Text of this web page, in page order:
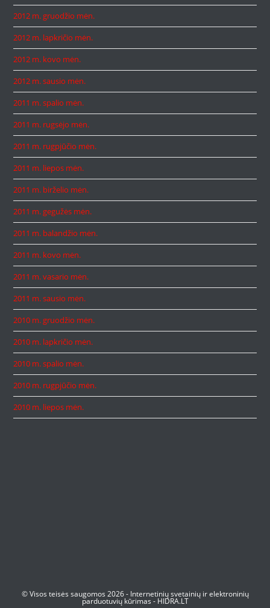
2012 m. gruodžio mėn.
2012 m. lapkričio mėn.
2012 m. kovo mėn.
2012 m. sausio mėn.
2011 m. spalio mėn.
2011 m. rugsėjo mėn.
2011 m. rugpjūčio mėn.
2011 m. liepos mėn.
2011 m. birželio mėn.
2011 m. gegužės mėn.
2011 m. balandžio mėn.
2011 m. kovo mėn.
2011 m. vasario mėn.
2011 m. sausio mėn.
2010 m. gruodžio mėn.
2010 m. lapkričio mėn.
2010 m. spalio mėn.
2010 m. rugpjūčio mėn.
2010 m. liepos mėn.
© Visos teisės saugomos 2026 - Internetinių svetainių ir elektroninių
parduotuvių kūrimas - HIDRA.LT